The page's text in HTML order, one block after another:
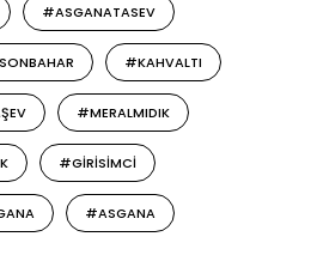
#ASGANATASEV
#KAHVALTI
#MERALMIDIK
#GIRISIMCI
#ASGANA